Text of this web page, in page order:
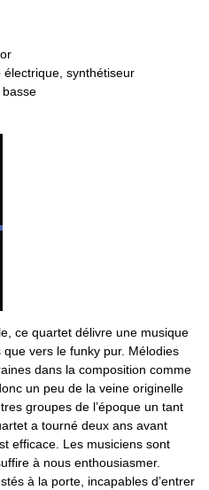
électrique, synthétiseur
ce quartet délivre une musique
vers le funky pur. Mélodies
dans la composition comme
un peu de la veine originelle
groupes de l’époque un tant
a tourné deux ans avant
efficace. Les musiciens sont
à nous enthousiasmer.
à la porte, incapables d’entrer